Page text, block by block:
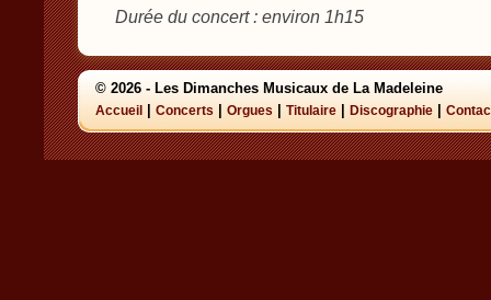
Durée du concert : environ 1h15
© 2026 - Les Dimanches Musicaux de La Madeleine
Accueil Concerts Orgues Titulaire Discographie